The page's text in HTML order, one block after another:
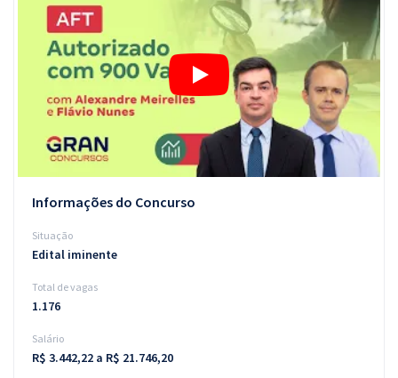
Questões grátis
Conteúdo gratuito
Aprovados
Informações do Concurso
Situação
Edital iminente
Total de vagas
1.176
Salário
R$ 3.442,22 a R$ 21.746,20